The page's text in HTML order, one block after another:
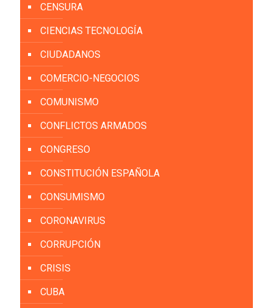
CENSURA
CIENCIAS TECNOLOGÍA
CIUDADANOS
COMERCIO-NEGOCIOS
COMUNISMO
CONFLICTOS ARMADOS
CONGRESO
CONSTITUCIÓN ESPAÑOLA
CONSUMISMO
CORONAVIRUS
CORRUPCIÓN
CRISIS
CUBA